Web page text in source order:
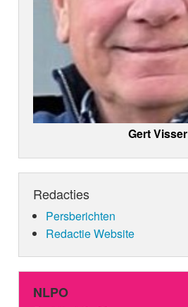
Gert Visser
Redacties
Persberichten
Redactie Website
NLPO